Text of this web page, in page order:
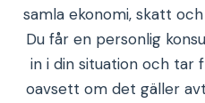
samla ekonomi, skatt
Du får en personlig
in i din situation och tar
oavsett om det gäller